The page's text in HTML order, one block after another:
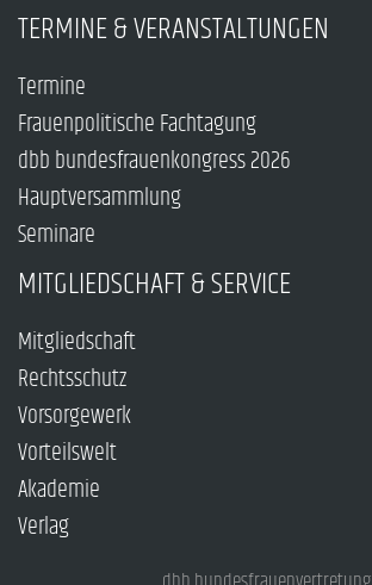
TERMINE & VERANSTALTUNGEN
Termine
Frauenpolitische Fachtagung
dbb bundesfrauenkongress 2026
Hauptversammlung
Seminare
MITGLIEDSCHAFT & SERVICE
Mitgliedschaft
Rechtsschutz
Vorsorgewerk
Vorteilswelt
Akademie
Verlag